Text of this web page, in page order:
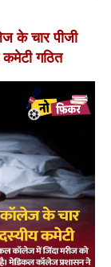
के चार पीजी
गठित